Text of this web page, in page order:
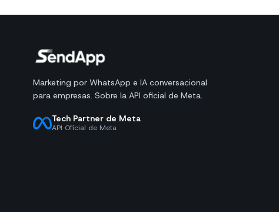
Marketing por WhatsApp e IA conversacional
para empresas. Sobre la API oficial de Meta.
Tech Partner de Meta
API Oficial de Meta